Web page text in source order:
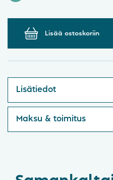
Lisää ostoskoriin
Lisätiedot
Maksu & toimitus